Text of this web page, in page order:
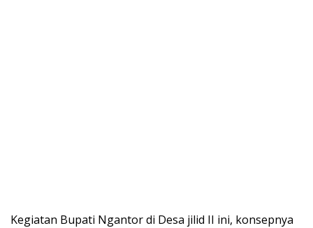
Kegiatan Bupati Ngantor di Desa jilid II ini, konsepnya